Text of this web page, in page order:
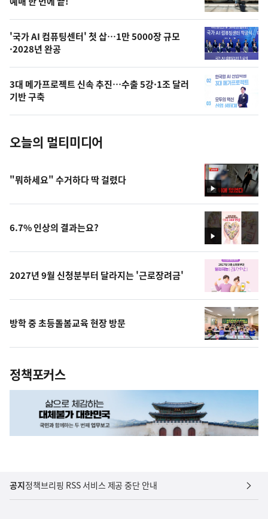
오
늘
의
사
진
'국가 AI 컴퓨팅센터' 첫 삽…1만 5000장 규모
·2028년 완공
3대 메가프로젝트 신속 추진…수출 5강·1조 달러
기반 구축
오늘의 멀티미디어
영
상
"뭐하세요" 수거하다 딱 걸렸다
영
상
6.7% 인상의 결과는요?
2027년 9월 신청분부터 달라지는 '근로장려금'
방학 중 초등돌봄교육 현장 방문
정책포커스
공지정책브리핑 RSS 서비스 제공 중단 안내